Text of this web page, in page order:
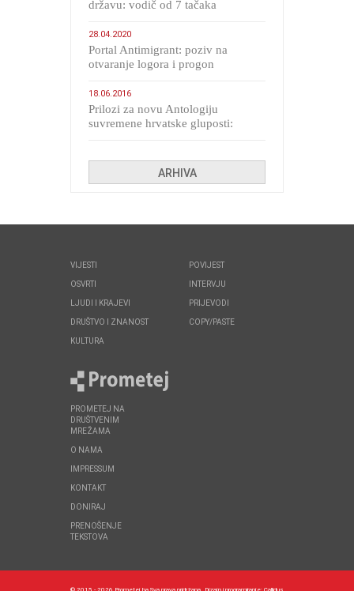
državu: vodič od 7 tačaka
28.04.2020
Portal Antimigrant: poziv na
otvaranje logora i progon
18.06.2016
Prilozi za novu Antologiju
suvremene hrvatske gluposti:
ARHIVA
VIJESTI
OSVRTI
LJUDI I KRAJEVI
DRUŠTVO I ZNANOST
KULTURA
POVIJEST
INTERVJU
PRIJEVODI
COPY/PASTE
PROMETEJ NA
DRUŠTVENIM
MREŽAMA
O NAMA
IMPRESSUM
KONTAKT
DONIRAJ
PRENOŠENJE
TEKSTOVA